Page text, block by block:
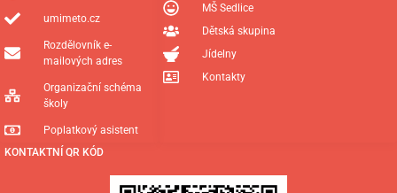
KONTAKTNÍ QR KÓD
MŠ Sedlice
Dětská skupina
Jídelny
Kontakty
umimeto.cz
Rozdělovník e-
mailových adres
Organizační schéma
školy
Poplatkový asistent